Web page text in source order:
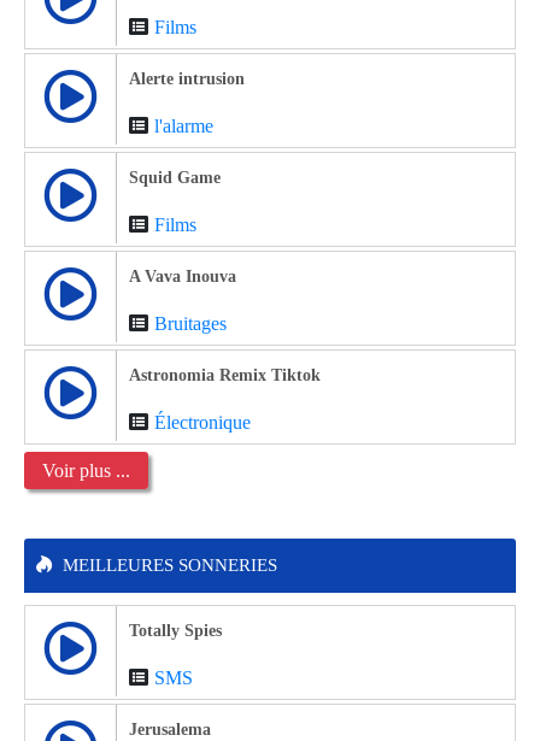
Films
Alerte intrusion
l'alarme
Squid Game
Films
A Vava Inouva
Bruitages
Astronomia Remix Tiktok
Électronique
Voir plus ...
MEILLEURES SONNERIES
Totally Spies
SMS
Jerusalema